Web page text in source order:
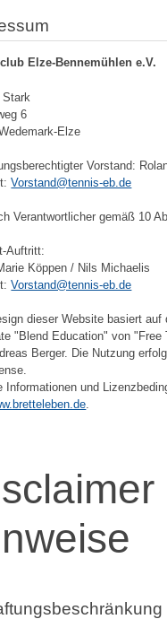
Elze-Bennemühlen e.V.
Stark
6
Elze
Vorstand:
Vorstand@tennis-eb.de
Verantwortlicher gemäß 10
Auftritt:
Köppen / Nils Michaelis
Vorstand@tennis-eb.de
dieser Website basiert
"Blend Education" von
Berger. Die Nutzung
Informationen und
.